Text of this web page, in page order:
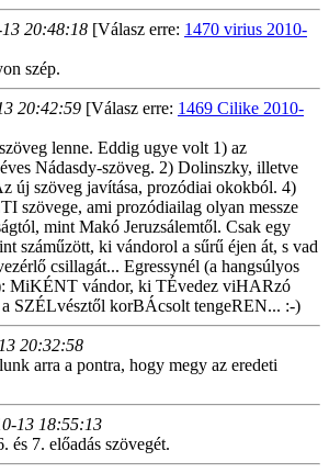
20:48:18 [Válasz erre: 1470 virius 2010-
szép.
20:42:59 [Válasz erre: 1469 Cilike 2010-
lenne. Eddig ugye volt 1) az
Nádasdy-szöveg. 2) Dolinszky, illetve
új szöveg javítása, prozódiai okokból. 4)
szövege, ami prozódiailag olyan messze
mint Makó Jeruzsálemtől. Csak egy
száműzött, ki vándorol a sűrű éjen át, s vad
csillagát... Egressynél (a hangsúlyos
MiKÉNT vándor, ki TÉvedez viHARzó
SZÉLvésztől korBÁcsolt tengeREN... :-)
20:32:58
arra a pontra, hogy megy az eredeti
13 18:55:13
és 7. előadás szövegét.